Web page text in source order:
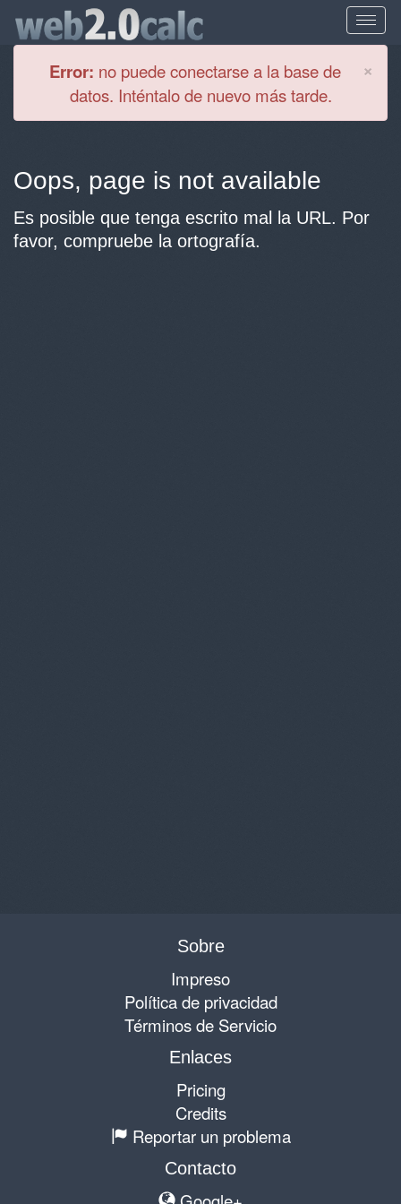
×
Error: no puede conectarse a la base de
datos. Inténtalo de nuevo más tarde.
Oops, page is not available
Es posible que tenga escrito mal la URL. Por
favor, compruebe la ortografía.
Sobre
Impreso
Política de privacidad
Términos de Servicio
Enlaces
Pricing
Credits
Reportar un problema
Contacto